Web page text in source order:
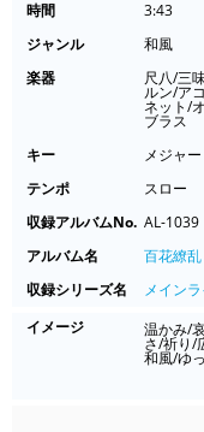
時間
3:43
ジャンル
和風
楽器
尺八/三
ルン/ア
ネット/
ブラス
キー
メジャ
テンポ
スロー
収録アルバムNo. AL-1039
アルバム名
百花繚乱
収録シリーズ名
メイン
イメージ
温かみ/
さ/祈り/
和風/ゆ